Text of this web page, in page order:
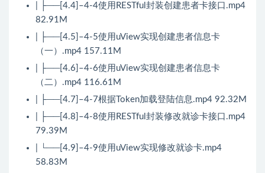
| ├──[4.4]–4-4使用RESTful封装创建患者卡接口.mp4
82.91M
| ├──[4.5]–4-5使用uView实现创建患者信息卡
（一）.mp4 157.11M
| ├──[4.6]–4-6使用uView实现创建患者信息卡
（二）.mp4 116.61M
| ├──[4.7]–4-7根据Token加载登陆信息.mp4 92.32M
| ├──[4.8]–4-8使用RESTful封装修改就诊卡接口.mp4
79.39M
| └──[4.9]–4-9使用uView实现修改就诊卡.mp4
58.83M